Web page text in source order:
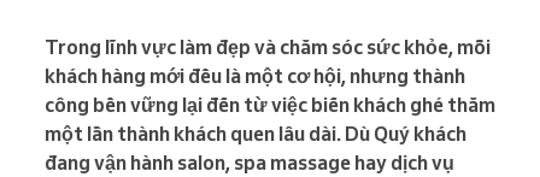
Trong lĩnh vực làm đẹp và chăm sóc sức khỏe, mỗi
khách hàng mới đều là một cơ hội, nhưng thành
công bền vững lại đến từ việc biến khách ghé thăm
một lần thành khách quen lâu dài. Dù Quý khách
đang vận hành salon, spa massage hay dịch vụ